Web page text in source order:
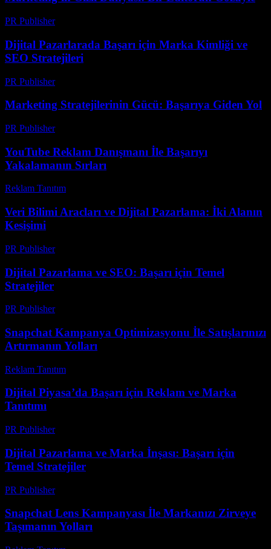
PR Publisher-
Dijital Pazarlarada Başarı için Marka Kimliği ve
SEO Stratejileri
PR Publisher-
Marketing Stratejilerinin Gücü: Başarıya Giden Yol
PR Publisher-
YouTube Reklam Danışmanı İle Başarıyı
Yakalamanın Sırları
Reklam Tanıtım
Veri Bilimi Aracları ve Dijital Pazarlama: İki Alanın
Kesişimi
PR Publisher-
Dijital Pazarlama ve SEO: Başarı için Temel
Stratejiler
PR Publisher-
Snapchat Kampanya Optimizasyonu İle Satışlarınızı
Artırmanın Yolları
Reklam Tanıtım
Dijital Piyasa’da Başarı için Reklam ve Marka
Tanıtımı
PR Publisher-
Dijital Pazarlama ve Marka İnşası: Başarı için
Temel Stratejiler
PR Publisher-
Snapchat Lens Kampanyası İle Markanızı Zirveye
Taşımanın Yolları